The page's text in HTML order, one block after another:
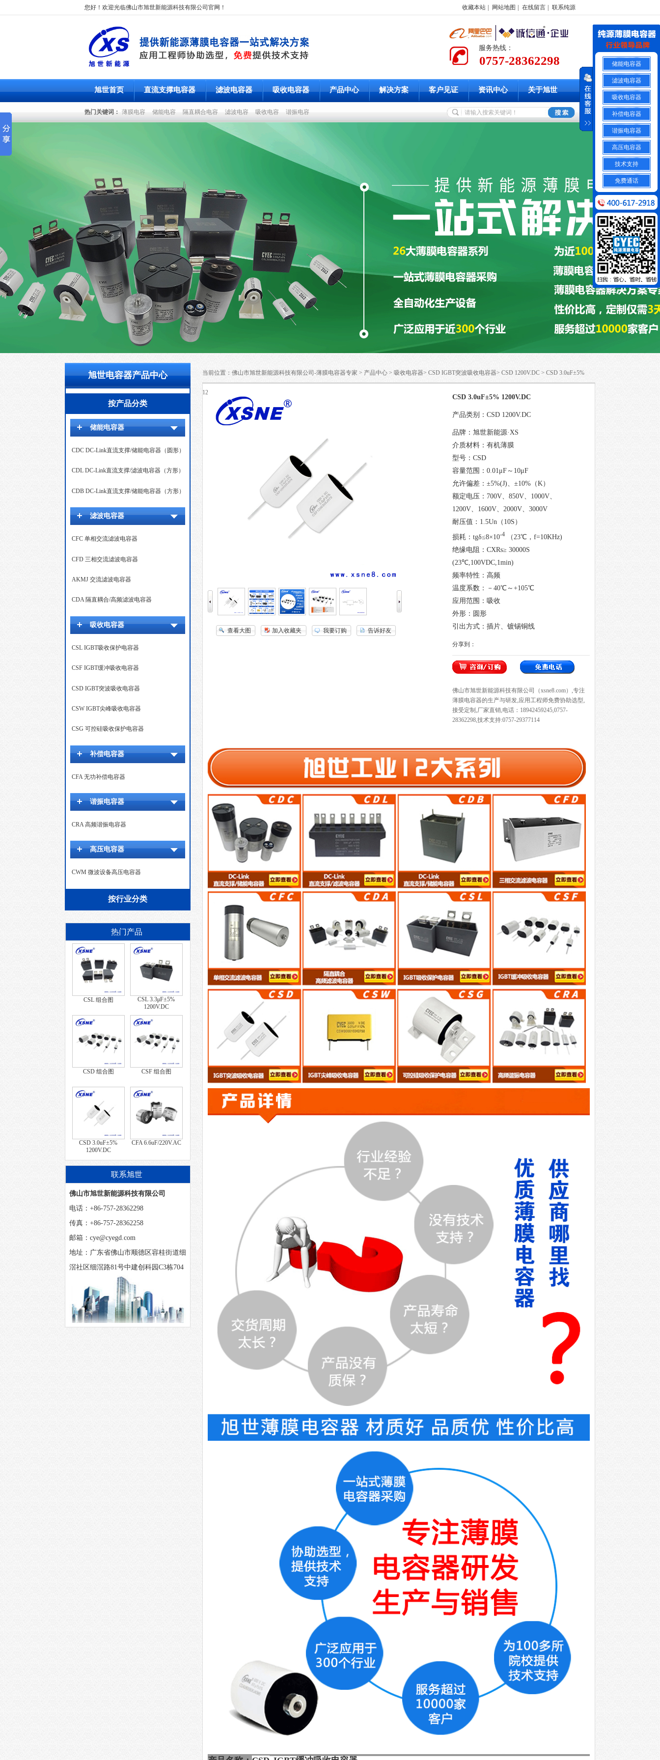
您好！欢迎光临佛山市旭世新能源科技有限公司官网！ 收藏本站 网站地图 在线留言 联系纯源
服务热线：
0757-28362298
旭世首页 直流支撑电容器 滤波电容器 吸收电容器 产品中心 解决方案 客户见证 资讯中心 关于旭世
热门关键词： 薄膜电容 储能电容 隔直耦合电容 滤波电容 吸收电容 谐振电容
旭世电容器产品中心
按产品分类
储能电容器
CDC DC-Link直流支撑/储能电容器（圆形）
CDL DC-Link直流支撑/滤波电容器（方形）
CDB DC-Link直流支撑/储能电容器（方形）
滤波电容器
CFC 单相交流滤波电容器
CFD 三相交流滤波电容器
AKMJ 交流滤波电容器
CDA 隔直耦合/高频滤波电容器
吸收电容器
CSL IGBT吸收保护电容器
CSF IGBT缓冲吸收电容器
CSD IGBT突波吸收电容器
CSW IGBT尖峰吸收电容器
CSG 可控硅吸收保护电容器
补偿电容器
CFA 无功补偿电容器
谐振电容器
CRA 高频谐振电容器
高压电容器
CWM 微波设备高压电容器
按行业分类
热门产品
CSL 组合图
CSL 3.3μF±5%
1200V.DC
CSD 组合图 CSF 组合图
CSD 3.0uF±5%
1200V.DC
CFA 6.6uF/220V.AC
联系旭世
佛山市旭世新能源科技有限公司
电话：+86-757-28362298
传真：+86-757-28362258
邮箱：cye@cyegd.com
地址：广东省佛山市顺德区容桂街道细
滘社区细滘路81号中建创科园C3栋704
当前位置： 佛山市旭世新能源科技有限公司-薄膜电容器专家 > 产品中心 > 吸收电容器> CSD IGBT突波吸收电容器> CSD 1200V.DC > CSD 3.0uF±5%
1200V.DC
查看大图 加入收藏夹 我要订购 告诉好友
CSD 3.0uF±5% 1200V.DC
产品类别：CSD 1200V.DC
品牌：旭世新能源·XS
介质材料：有机薄膜
型号：CSD
容量范围：0.01μF～10μF
允许偏差：±5%(J)、±10%（K）
额定电压：700V、850V、1000V、
1200V、1600V、2000V、3000V
耐压值：1.5Un（10S）
损耗：tgδ≤8×10-4 （23℃，f=10KHz)
绝缘电阻：CXRs≥ 30000S
(23℃,100VDC,1min)
频率特性：高频
温度系数：－40℃～+105℃
应用范围：吸收
外形：圆形
引出方式：插片、镀锡铜线
分享到：
佛山市旭世新能源科技有限公司（xsne8.com）,专注
薄膜电容器的生产与研发,应用工程师免费协助选型,
接受定制,厂家直销,电话：18942459245,0757-
28362298,技术支持:0757-29377114
储能电容器
滤波电容器
吸收电容器
补偿电容器
谐振电容器
高压电容器
技术支持
免费通话